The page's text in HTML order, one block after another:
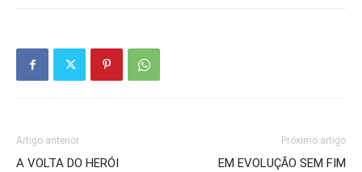
Artigo anterior
A VOLTA DO HERÓI
Próximo artigo
EM EVOLUÇÃO SEM FIM